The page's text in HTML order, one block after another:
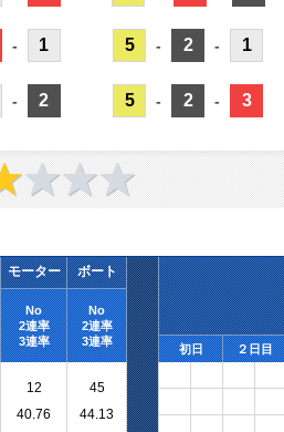
- 1
- 2
5 - 2 - 1
5 - 2 - 3
モーター ボート
No
2連率
3連率
No
2連率
3連率
初日 ２日目
12
40.76
45
44.13